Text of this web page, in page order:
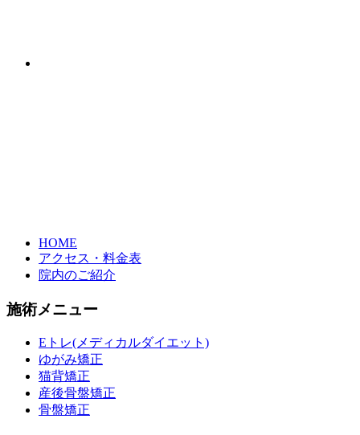
HOME
アクセス・料金表
院内のご紹介
施術メニュー
Eトレ(メディカルダイエット)
ゆがみ矯正
猫背矯正
産後骨盤矯正
骨盤矯正